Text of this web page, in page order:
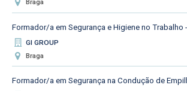
Braga
Formador/a em Segurança e Higiene no Trabalho
GI GROUP
Braga
Formador/a em Segurança na Condução de